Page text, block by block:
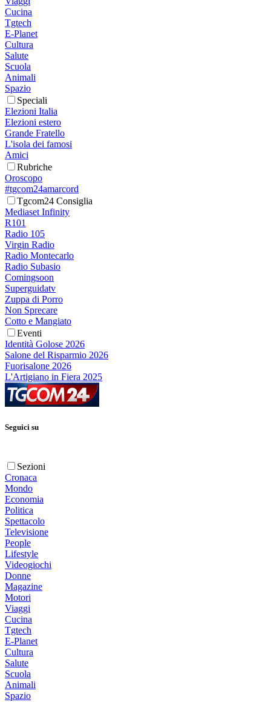
Cucina
Tgtech
E-Planet
Cultura
Salute
Scuola
Animali
Spazio
Speciali
Elezioni Italia
Elezioni estero
Grande Fratello
L'isola dei famosi
Amici
Rubriche
Oroscopo
#tgcom24amarcord
Tgcom24 Consiglia
Mediaset Infinity
R101
Radio 105
Virgin Radio
Radio Montecarlo
Radio Subasio
Comingsoon
Superguidatv
Zuppa di Porro
Non Sprecare
Cotto e Mangiato
Eventi
Identità Golose 2026
Salone del Risparmio 2026
Fuorisalone 2026
L'Artigiano in Fiera 2025
Seguici su
Sezioni
Cronaca
Mondo
Economia
Politica
Spettacolo
Televisione
People
Lifestyle
Videogiochi
Donne
Magazine
Motori
Viaggi
Cucina
Tgtech
E-Planet
Cultura
Salute
Scuola
Animali
Spazio